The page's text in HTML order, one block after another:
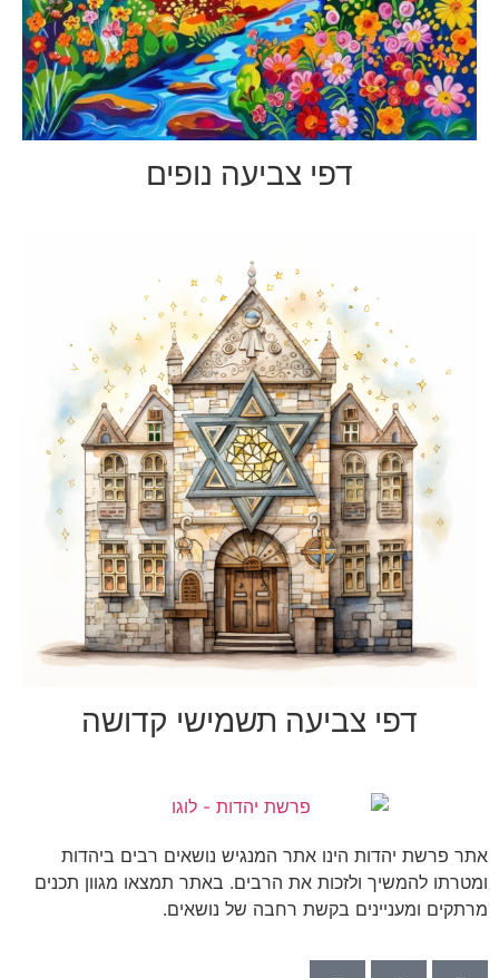
דפי צביעה נופים
דפי צביעה תשמישי קדושה
אתר פרשת יהדות הינו אתר המנגיש נושאים רבים ביהדות
ומטרתו להמשיך ולזכות את הרבים. באתר תמצאו מגוון תכנים
מרתקים ומעניינים בקשת רחבה של נושאים.